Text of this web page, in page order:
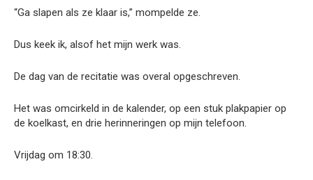
“Ga slapen als ze klaar is,” mompelde ze.
Dus keek ik, alsof het mijn werk was.
De dag van de recitatie was overal opgeschreven.
Het was omcirkeld in de kalender, op een stuk plakpapier op
de koelkast, en drie herinneringen op mijn telefoon.
Vrijdag om 18:30.